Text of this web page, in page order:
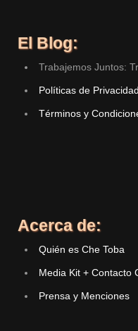
El Blog:
Trabajemos Juntos:
Políticas de Privacidad
Términos y
Acerca de:
Quién es Che Toba
Media Kit + Contacto
Prensa y Menciones